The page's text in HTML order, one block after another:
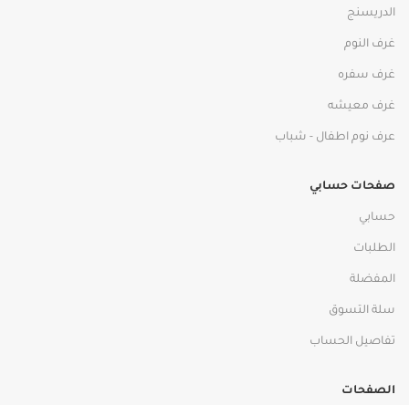
الدريسنج
غرف النوم
غرف سفره
غرف معيشه
عرف نوم اطفال - شباب
صفحات حسابي
حسابي
الطلبات
المفضلة
سلة التسوق
تفاصيل الحساب
الصفحات